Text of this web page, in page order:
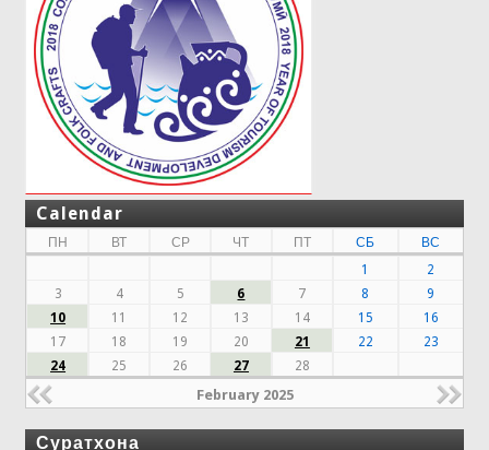
Calendar
ПН ВТ СР ЧТ ПТ СБ
ВС
1
2
3
4 5 6 7 8
9
10
11 12 13 14 15
16
17
18 19 20 21 22
23
24
25 26 27 28
February 2025
Суратхона